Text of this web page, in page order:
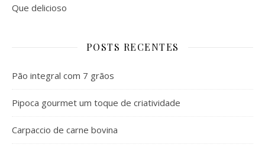
Que delicioso
POSTS RECENTES
Pão integral com 7 grãos
Pipoca gourmet um toque de criatividade
Carpaccio de carne bovina